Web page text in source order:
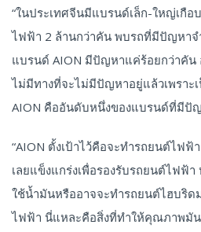
“ในประเทศจีนมีแบรนด์เล็ก-ใหญ่เกื
ไฟฟ้า 2 ล้านกว่าคัน พบรถที่มีปัญหา
แบรนด์ AION มีปัญหาแค่ร้อยกว่าคั
ไม่มีทางที่จะไม่มีปัญหาอยู่แล้วเพราะ
AION คืออันดับหนึ่งของแบรนด์ที่มีปั
“AION ตั้งเป้าไว้คือจะทำรถยนต์ไฟ
เลยแข็งแกร่งเพื่อรองรับรถยนต์ไฟฟ้
ใช้น้ำมันหรืออาจจะทำรถยนต์ไฮบริ
ไฟฟ้า นี่แหละคือสิ่งที่ทำให้คุณภาพมั